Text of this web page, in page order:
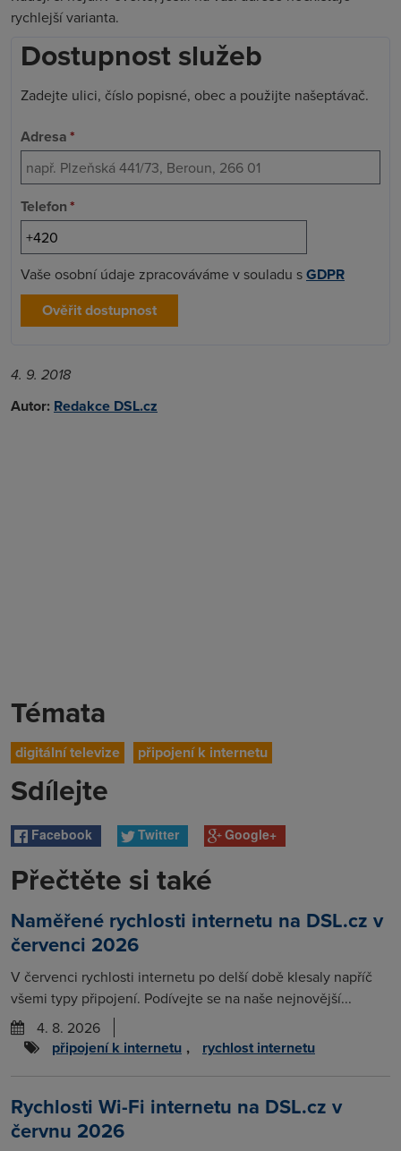
rychlejší varianta.
Dostupnost služeb
Zadejte ulici, číslo popisné, obec a použijte našeptávač.
Adresa*
Telefon*
Vaše osobní údaje zpracováváme v souladu sGDPR
Ověřit dostupnost
4. 9. 2018
Autor: Redakce DSL.cz
Témata
digitální televize připojení k internetu
Sdílejte
Facebook Twitter Google+
Přečtěte si také
Naměřené rychlosti internetu na DSL.cz v
červenci 2026
V červenci rychlosti internetu po delší době klesaly napříč
všemi typy připojení. Podívejte se na naše nejnovější...
4. 8. 2026
připojení k internetu , rychlost internetu
Rychlosti Wi-Fi internetu na DSL.cz v
červnu 2026